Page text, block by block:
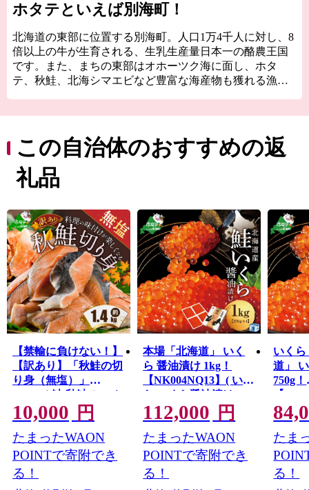
ホタテといえば別海町！
北海道の東部に位置する別海町。人口1万4千人に対し、8
倍以上の牛が生育される、生乳生産量日本一の酪農王国
です。また、まちの東部はオホーツク海に面し、ホタ
テ、秋鮭、北海シマエビなど豊富な海産物も獲れる漁業
る「氷平線ウォーク」など、オンリーワンの景色と体験
も魅力の１つです。
皆さんの応援で別海を、北海道を、日本を元気にしてい
きます！応援よろしくお願いします！
この自治体のおすすめの返
礼品
【禁輸に負けない！】
【訳あり】「秋鮭の切
り身（無塩）」
1.4kg（ 鮭 秋鮭 シャケ
秋シャケ 北海道産鮭
北海道産秋鮭 道産鮭
道産秋鮭 鮭切り身 鮭
切身 さけ さけ切り身
さけ切身 国産鮭 国産
秋鮭 地場産鮭 地場産
10,000 円
たまったWAON
POINTで寄附でき
る！
本場「北海道」 いく
ら 醤油漬け 1kg！
【NK004NQ13】( いく
ら いくら醤油漬け い
くら醤油漬 醤油いく
ら 鮭いくら 国産いく
ら 北海道産いくら 地
場産いくら 道産いく
ら 別海町 ふるさと納
税 ふるさと ikura )
112,000 円
たまったWAON
POINTで寄附でき
る！
いく
道」
750g！
【
ら い
くら醤
ら 鮭
ら 北
場産
ら 別
たま
る！